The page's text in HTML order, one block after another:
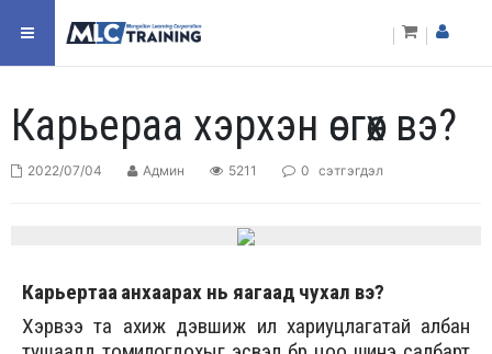
Карьераа хэрхэн өсгөх вэ?
2022/07/04 Админ 5211 0 сэтгэгдэл
Карьертаа анхаарах нь яагаад чухал вэ?
Хэрвээ та ахиж дэвшиж илүү хариуцлагатай албан